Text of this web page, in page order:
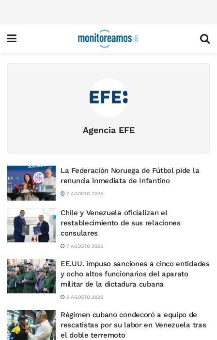
Agencia EFE
La Federación Noruega de Fútbol pide la
renuncia inmediata de Infantino
7 AGOSTO 2026
Chile y Venezuela oficializan el
restablecimiento de sus relaciones
consulares
7 AGOSTO 2026
EE.UU. impuso sanciones a cinco entidades
y ocho altos funcionarios del aparato
militar de la dictadura cubana
6 AGOSTO 2026
Régimen cubano condecoró a equipo de
rescatistas por su labor en Venezuela tras
el doble terremoto